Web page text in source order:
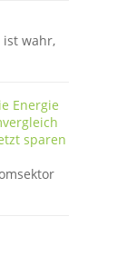
ist wahr,
Energie
sparen